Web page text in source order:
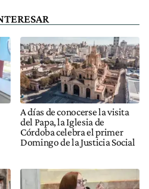
A días de conocerse la visita
del Papa, la Iglesia de
Córdoba celebra el primer
Domingo de la Justicia Social